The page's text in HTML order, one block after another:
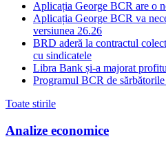
Aplicația George BCR are o
Aplicația George BCR va
versiunea 26.26
BRD aderă la contractul
cu sindicatele
Libra Bank și-a majorat
Programul BCR de sărbătorile
Toate stirile
Analize economice